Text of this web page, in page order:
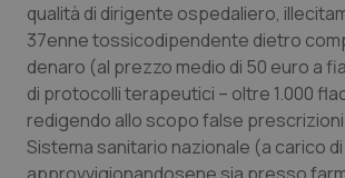
Quotidiano Oncologia
Quotidiano Pediatria
Rene & patologie urogenitali
qualità di dirigente ospedaliero,
37enne tossicodipendente dietro
denaro (al prezzo medio di 50 euro a
di protocolli terapeutici – oltre 1.000
redigendo allo scopo false
Sistema sanitario nazionale (a carico